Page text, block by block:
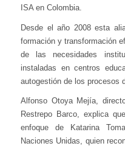
ISA en Colombia.
Desde el año 2008 esta
formación y transformación
de las necesidades
instaladas en centros
autogestión de los procesos
Alfonso Otoya Mejía,
Restrepo Barco, explica
enfoque de Katarina
Naciones Unidas, quien